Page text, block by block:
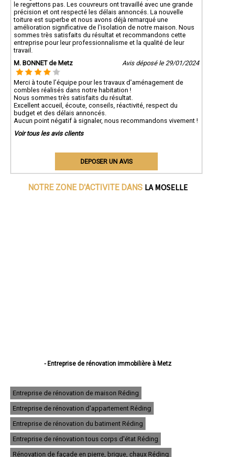
le regrettons pas. Les couvreurs ont travaillé avec une grande
précision et ont respecté les délais annoncés. La nouvelle
toiture est superbe et nous avons déjà remarqué une
amélioration significative de l'isolation de notre maison. Nous
sommes très satisfaits du résultat et recommandons cette
entreprise pour leur professionnalisme et la qualité de leur
travail.
M. BONNET de Metz
Avis déposé le 29/01/2024
Merci à toute l’équipe pour les travaux d'aménagement de
combles réalisés dans notre habitation !
Nous sommes très satisfaits du résultat.
Excellent accueil, écoute, conseils, réactivité, respect du
budget et des délais annoncés.
Aucun point négatif à signaler, nous recommandons vivement !
Voir tous les avis clients
DEPOSER UN AVIS
NOTRE ZONE D'ACTIVITE DANS LA MOSELLE
- Entreprise de rénovation immobilière à Metz
- Entreprise de rénovation immobilière à Sarreguemines
- Entreprise de rénovation immobilière à Forbach
- Entreprise de rénovation immobilière à Saint-Avold
- Entreprise de rénovation immobilière à Yutz
- Entreprise de rénovation immobilière à Hayange
- Entreprise de rénovation immobilière à Creutzwald
- Entreprise de rénovation immobilière à Freyming-Merlebach
- Entreprise de rénovation immobilière à Sarrebourg
Entreprise de rénovation de maison Réding
Entreprise de rénovation d'appartement Réding
Entreprise de rénovation du batiment Réding
Entreprise de rénovation tous corps d'état Réding
Rénovation de façade en pierre, brique, chaux Réding